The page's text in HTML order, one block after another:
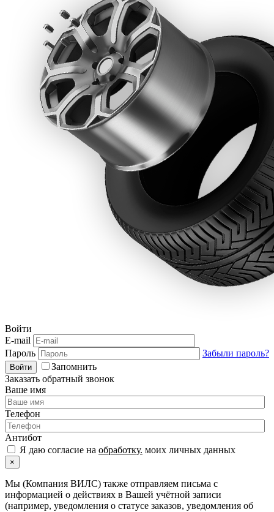
Войти
E-mail
Пароль
Забыли пароль?
Войти
Запомнить
Заказать обратный звонок
Ваше имя
Телефон
Антибот
Я даю согласие на обработку. моих личных данных
×
Мы (Компания ВИЛС) также отправляем письма с
информацией о действиях в Вашей учётной записи
(например, уведомления о статусе заказов, уведомления об